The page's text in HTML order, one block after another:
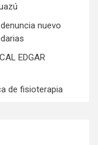
nuevo
EDGAR
de fisioterapia